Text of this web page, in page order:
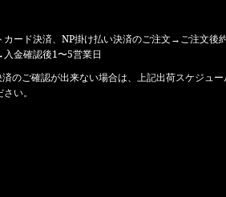
カード決済、NP掛け払い決済のご注文→ご注文後
金確認後1〜5営業日
のご確認が出来ない場合は、上記出荷スケジュ
い。